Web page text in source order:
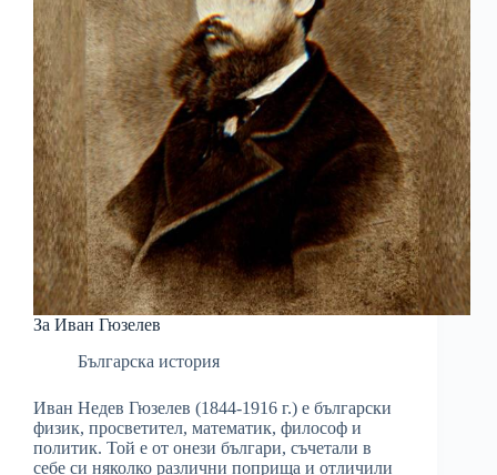
За Иван Гюзелев
Българска история
Иван Недев Гюзелев (1844-1916 г.) е български
физик, просветител, математик, философ и
политик. Той е от онези българи, съчетали в
себе си няколко различни поприща и отличили